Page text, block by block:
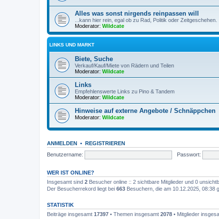
Alles was sonst nirgends reinpassen will
...kann hier rein, egal ob zu Rad, Politik oder Zeitgeschehen.
Moderator: Wildcate
LINKS UND MARKT
Biete, Suche
Verkauf/Kauf/Miete von Rädern und Teilen
Moderator: Wildcate
Links
Empfehlenswerte Links zu Pino & Tandem
Moderator: Wildcate
Hinweise auf externe Angebote / Schnäppchen
Moderator: Wildcate
ANMELDEN • REGISTRIEREN
Benutzername:
Passwort:
WER IST ONLINE?
Insgesamt sind 2 Besucher online :: 2 sichtbare Mitglieder und 0
Der Besucherrekord liegt bei 663 Besuchern, die am 10.12.2025, 08:38
STATISTIK
Beiträge insgesamt 17397 • Themen insgesamt 2078 • Mitglieder